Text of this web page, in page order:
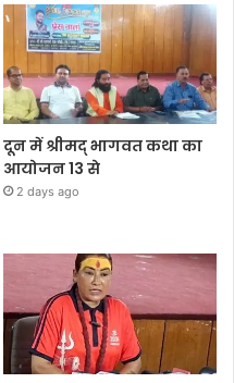
दून में श्रीमद् भागवत कथा का
आयोजन 13 से
2 days ago